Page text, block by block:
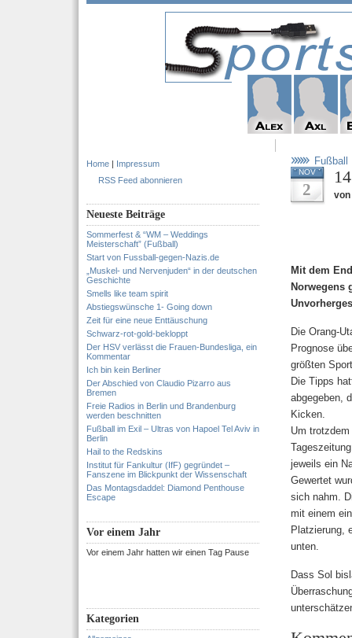
Home | Impressum
RSS Feed abonnieren
Neueste Beiträge
Sommerfest & “WM – Weddings
Meisterschaft” (Fußball)
Start von Fussball-gegen-Nazis.de
„Muskel- und Nervenjuden“ in der deutschen
Geschichte
Smells like team spirit
Abstiegswünsche 1- Going down
Zeit für eine neue Enttäuschung
Schwarz-rot-gold-bekloppt
Der HSV verlässt die Frauen-Bundesliga, ein
Kommentar
Ich bin kein Berliner
Der Abschied von Claudio Pizarro aus
Bremen
Freie Radios in Berlin und Brandenburg
werden beschnitten
Fußball im Exil – Ultras von Hapoel Tel Aviv in
Berlin
Hail to the Redskins
Institut für Fankultur (IfF) gegründet –
Fanszene im Blickpunkt der Wissenschaft
Das Montagsdaddel: Diamond Penthouse
Escape
Vor einem Jahr
Vor einem Jahr hatten wir einen Tag Pause
Kategorien
Fußball
NOV
2 von
Mit dem
Norwegens
Die Orang-
Prognose
größten
Die Tipps
abgegeben,
Kicken.
Um
jeweils ein
Gewertet
sich nahm.
mit einem
Platzierung,
unten.
Dass Sol